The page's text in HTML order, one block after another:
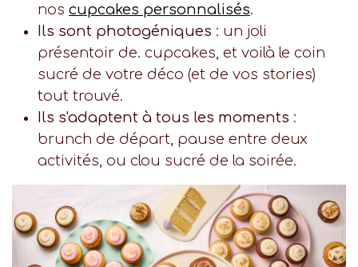
nos cupcakes personnalisés.
Ils sont photogéniques : un joli
présentoir de. cupcakes, et voilà le coin
sucré de votre déco (et de vos stories)
tout trouvé.
Ils s'adaptent à tous les moments :
brunch de départ, pause entre deux
activités, ou clou sucré de la soirée.